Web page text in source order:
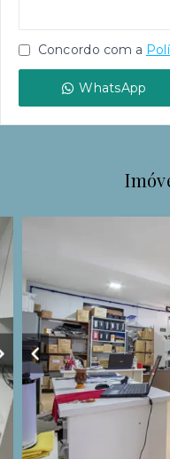
Concordo com a
WhatsApp